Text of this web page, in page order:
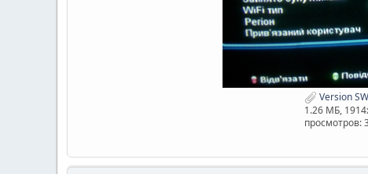
Version
1.26 МБ,
просмотров: